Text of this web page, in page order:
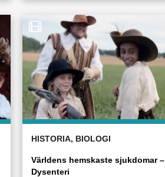
HISTORIA, BIOLOGI
Världens hemskaste sjukdomar –
Dysenteri